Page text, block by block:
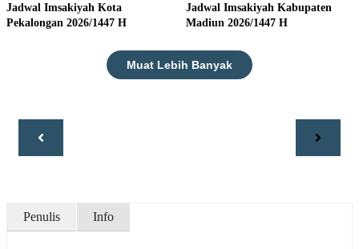
Jadwal Imsakiyah Kota
Pekalongan 2026/1447 H
Jadwal Imsakiyah Kabupaten
Madiun 2026/1447 H
Muat Lebih Banyak
Penulis Info